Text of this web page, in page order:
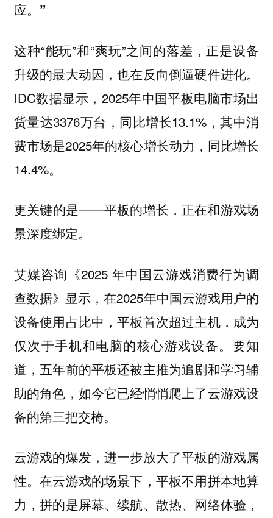
应。”
这种“能玩”和“爽玩”之间的落差，正是设备
升级的最大动因，也在反向倒逼硬件进化。
IDC数据显示，2025年中国平板电脑市场出
货量达3376万台，同比增长13.1%，其中消
费市场是2025年的核心增长动力，同比增长
14.4%。
更关键的是——平板的增长，正在和游戏场
景深度绑定。
艾媒咨询《2025 年中国云游戏消费行为调
查数据》显示，在2025年中国云游戏用户的
设备使用占比中，平板首次超过主机，成为
仅次于手机和电脑的核心游戏设备。要知
道，五年前的平板还被主推为追剧和学习辅
助的角色，如今它已经悄悄爬上了云游戏设
备的第三把交椅。
云游戏的爆发，进一步放大了平板的游戏属
性。在云游戏的场景下，平板不用拼本地算
力，拼的是屏幕、续航、散热、网络体验，